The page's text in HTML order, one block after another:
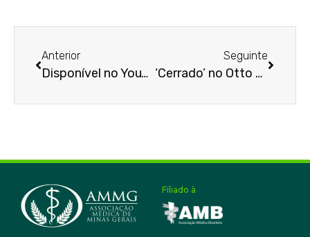
Anterior
Disponível no YouTube
Seguinte
‘Cerrado’ no Otto Cirne
Filiado à